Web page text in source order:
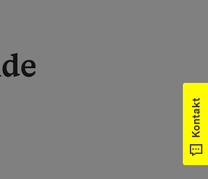
Kontakt